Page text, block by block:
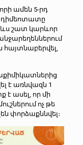
ամեն 5-րդ
դիմեոտատը
ևս շատ կարևոր
հայտնաբերվել,
է առնվազն 1
է ասել, որ մի
ոչ թե
փորձաքննվել։